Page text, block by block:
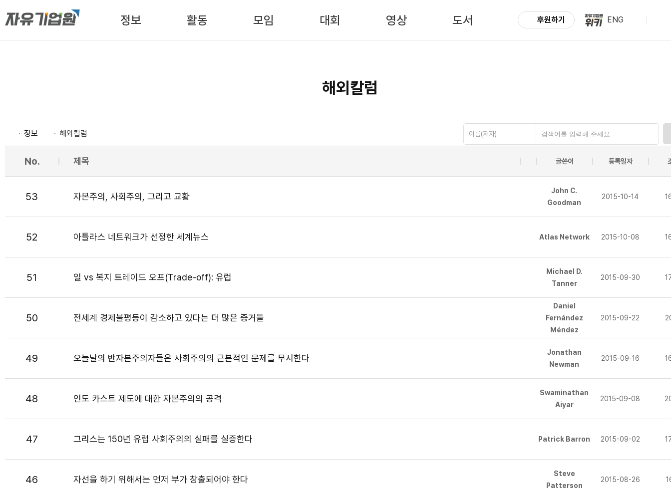
정보 활동 모임 대회 영상 도서 후원하기 ENG
해외칼럼
정보 해외칼럼 이름(저자)
No. 제목 글쓴이 등록일자
53 자본주의, 사회주의, 그리고 교황
John C.
Goodman
2015-10-14
52 아틀라스 네트워크가 선정한 세계뉴스 Atlas Network 2015-10-08
51 일 vs 복지 트레이드 오프(Trade-off): 유럽
Michael D.
Tanner
2015-09-30
50 전세계 경제불평등이 감소하고 있다는 더 많은 증거들
Daniel
Fernández
Méndez
2015-09-22
49 오늘날의 반자본주의자들은 사회주의의 근본적인 문제를 무시한다
Jonathan
Newman
2015-09-16
48 인도 카스트 제도에 대한 자본주의의 공격
Swaminathan
Aiyar
2015-09-08
47 그리스는 150년 유럽 사회주의의 실패를 실증한다 Patrick Barron 2015-09-02
46 자선을 하기 위해서는 먼저 부가 창출되어야 한다
Steve
Patterson
2015-08-26